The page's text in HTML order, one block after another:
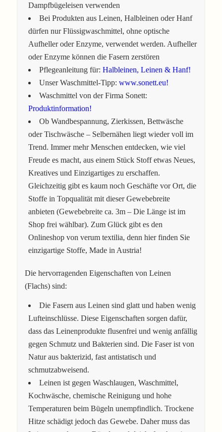
Dampfbügeleisen verwenden
Bei Produkten aus Leinen, Halbleinen oder Hanf
dürfen nur Flüssigwaschmittel, ohne optische
Aufheller oder Enzyme, verwendet werden. Aufheller
oder Enzyme können die Fasern zerstören
Pflegeanleitung für: Halbleinen, Leinen & Hanf!
Unser Waschmittel-Tipp: www.sonett.eu!
Waschmittel von der Firma Sonett:
Produktinformation!
Ob Wandbespannung, Zierkissen, Bettwäsche
oder Tischwäsche – Selbernähen liegt wieder voll im
Trend. Immer mehr Menschen entdecken, wie viel
Freude es macht, aus einem Stück Stoff etwas Neues,
Kreatives und Einzigartiges zu erschaffen.
Gleichzeitig gibt es kaum noch Geschäfte vor Ort, die
Stoffe in Topqualität mit dieser Gewebebreite
anbieten (Gewebebreite ca. 3m – Die Länge ist im
Shop frei wählbar). Zum Glück gibt es den
Onlineshop von verum textilia, denn hier finden Sie
einzigartige Stoffe, Made in Austria!
Die hervorragenden Eigenschaften von Leinen
(Flachs) sind:
Die Fasern aus Leinen sind glatt und haben wenig
Lufteinschlüsse. Diese Eigenschaften sorgen dafür,
dass das Leinenprodukte flusenfrei und wenig anfällig
gegen Schmutz und Bakterien sind. Die Faser ist von
Natur aus bakterizid, fast antistatisch und
schmutzabweisend.
Leinen ist gegen Waschlaugen, Waschmittel,
Kochwäsche, chemische Reinigung und hohe
Temperaturen beim Bügeln unempfindlich. Trockene
Hitze schädigt jedoch das Gewebe. Daher muss das